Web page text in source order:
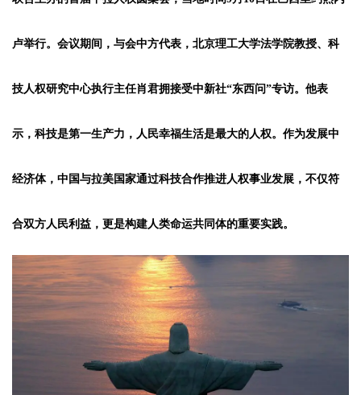
卢举行。会议期间，与会中方代表，北京理工大学法学院教授、科
技人权研究中心执行主任肖君拥接受中新社“东西问”专访。他表
示，科技是第一生产力，人民幸福生活是最大的人权。作为发展中
经济体，中国与拉美国家通过科技合作推进人权事业发展，不仅符
合双方人民利益，更是构建人类命运共同体的重要实践。